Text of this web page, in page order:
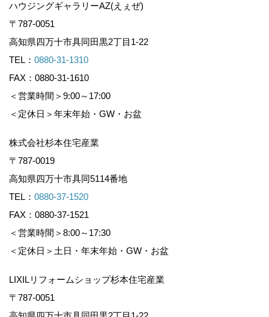
ハウジングギャラリーAZ(えぇぜ)
〒787-0051
高知県四万十市具同田黒2丁目1-22
TEL： 0880-31-1310
FAX：0880-31-1610
＜営業時間＞9:00～17:00
＜定休日＞年末年始・GW・お盆
株式会社杉本住宅産業
〒787-0019
高知県四万十市具同5114番地
TEL： 0880-37-1520
FAX：0880-37-1521
＜営業時間＞8:00～17:30
＜定休日＞土日・年末年始・GW・お盆
LIXILリフォームショップ杉本住宅産業
〒787-0051